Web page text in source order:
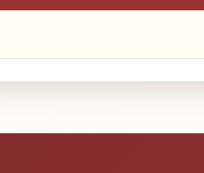
nicht erlaubt
Zeit erfolgen. Sollte das